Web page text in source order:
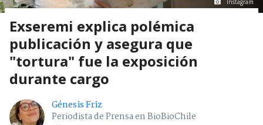
Instagram
Exseremi explica polémica
publicación y asegura que
"tortura" fue la exposición
durante cargo
Génesis Friz
Periodista de Prensa en BioBioChile